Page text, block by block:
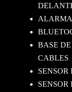
ALARMA
BASE
CABLES
SENSOR